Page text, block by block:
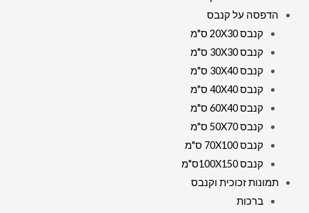
הדפסה על קנבס
קנבס 20X30 ס"מ
קנבס 30X30 ס"מ
קנבס 30X40 ס"מ
קנבס 40X40 ס"מ
קנבס 60X40 ס"מ
קנבס 50X70 ס"מ
קנבס 70X100 ס"מ
קנבס 100X150ס"מ
תמונות זכוכית וקנבס
ברכות